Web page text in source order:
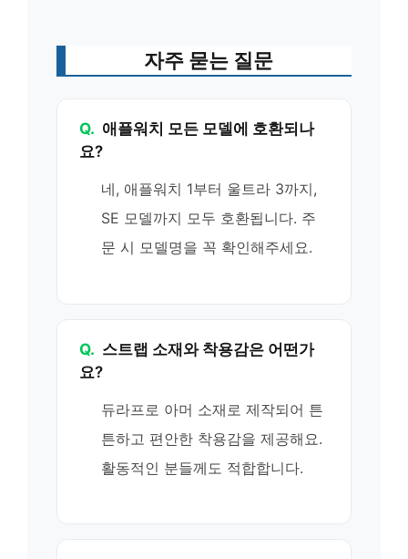
자주 묻는 질문
Q. 애플워치 모든 모델에 호환되나
요?
네, 애플워치 1부터 울트라 3까지,
SE 모델까지 모두 호환됩니다. 주
문 시 모델명을 꼭 확인해주세요.
Q. 스트랩 소재와 착용감은 어떤가
요?
듀라프로 아머 소재로 제작되어 튼
튼하고 편안한 착용감을 제공해요.
활동적인 분들께도 적합합니다.